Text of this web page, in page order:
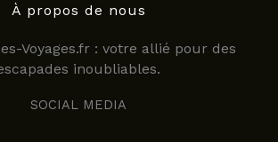
À propos de nous
Voyages.fr : votre allié pour des
inoubliables.
SOCIAL MEDIA